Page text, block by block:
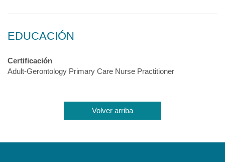
EDUCACIÓN
Certificación
Adult-Gerontology Primary Care Nurse Practitioner
Volver arriba